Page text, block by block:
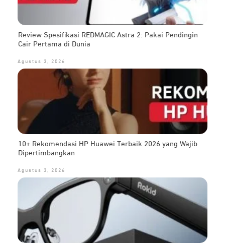
Review Spesifikasi REDMAGIC Astra 2: Pakai Pendingin
Cair Pertama di Dunia
Agustus 3, 2026
10+ Rekomendasi HP Huawei Terbaik 2026 yang Wajib
Dipertimbangkan
Agustus 3, 2026